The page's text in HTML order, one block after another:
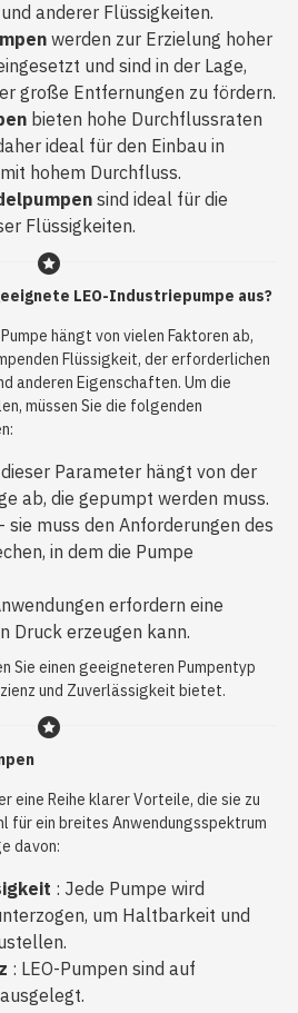
anderer Flüssigkeiten.
werden zur Erzielung hoher
und sind in der Lage,
große Entfernungen zu fördern.
bieten hohe Durchflussraten
ideal für den Einbau in
hohem Durchfluss.
sind ideal für die
Flüssigkeiten.
LEO-Industriepumpe aus?
hängt von vielen Faktoren ab,
Flüssigkeit, der erforderlichen
anderen Eigenschaften. Um die
müssen Sie die folgenden
Parameter hängt von der
ab, die gepumpt werden muss.
sie muss den Anforderungen des
in dem die Pumpe
erfordern eine
Druck erzeugen kann.
Sie einen geeigneteren Pumpentyp
und Zuverlässigkeit bietet.
eine Reihe klarer Vorteile, die sie zu
für ein breites Anwendungsspektrum
davon:
: Jede Pumpe wird
um Haltbarkeit und
: LEO-Pumpen sind auf